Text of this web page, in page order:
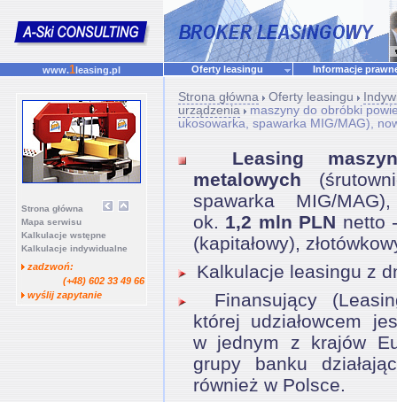
Oferty leasingu Informacje
www.1leasing.pl
Strona główna
Mapa serwisu
Kalkulacje wstępne
Kalkulacje indywidualne
zadzwoń:
(+48) 602 33 49 66
wyślij zapytanie
Strona główna Oferty leasingu
urządzenia
maszyny do obróbki
ukosowarka, spawarka MIG/MAG),
Leasing
metalowych
spawarka MIG/
ok. 1,2 mln PLN netto
(kapitałowy),
Kalkulacje leasingu z
Finansujący
której udziałowcem
w jednym z krajów
grupy banku
również w Polsce.